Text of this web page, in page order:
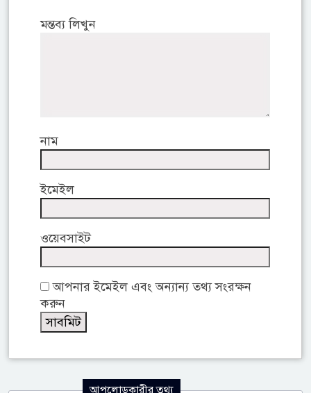
মন্তব্য লিখুন
নাম
ইমেইল
ওয়েবসাইট
আপনার ইমেইল এবং অন্যান্য তথ্য সংরক্ষন
করুন